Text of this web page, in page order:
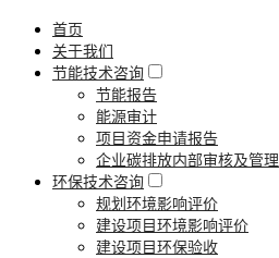
首页
关于我们
节能技术咨询
节能报告
能源审计
项目资金申请报告
企业碳排放内部审核及管理
环保技术咨询
规划环境影响评价
建设项目环境影响评价
建设项目环保验收